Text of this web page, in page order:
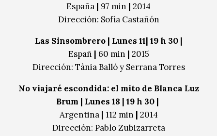
España | 97 min | 2014
Dirección: Sofía Castañón
Las Sinsombrero | Lunes 11| 19 h 30 |
Españ | 60 min | 2015
Dirección: Tània Balló y Serrana Torres
No viajaré escondida: el mito de Blanca Luz
Brum | Lunes 18 | 19 h 30 |
Argentina | 112 min | 2014
Dirección: Pablo Zubizarreta